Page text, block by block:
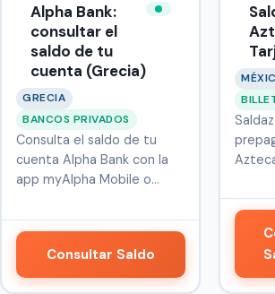
Alpha Bank:
consultar el
saldo de tu
cuenta (Grecia)
GRECIA
BANCOS PRIVADOS
Consulta el saldo de tu
cuenta Alpha Bank con la
app myAlpha Mobile o
Consultar Saldo